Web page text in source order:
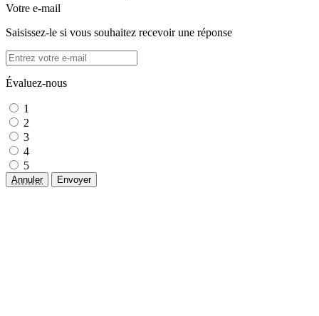
Votre e-mail
Saisissez-le si vous souhaitez recevoir une réponse
Évaluez-nous
1
2
3
4
5
Annuler Envoyer